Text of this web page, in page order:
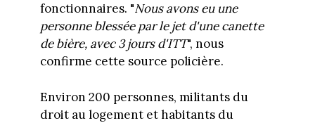
fonctionnaires. "Nous avons eu une
personne blessée par le jet d'une canette
de bière, avec 3 jours d'ITT", nous
confirme cette source policière.
Environ 200 personnes, militants du
droit au logement et habitants du